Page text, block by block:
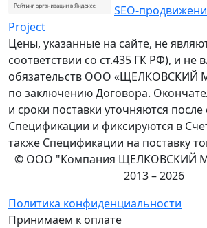
SEO-
Project
Цены, указанные на сайте, не
соответствии со ст.435 ГК РФ), и не
обязательств ООО «ЩЕЛКОВСКИЙ
по заключению Договора.
и сроки поставки уточняются после
Спецификации и фиксируются в
также Спецификации на поставку
© ООО "Компания ЩЕЛКОВСКИЙ
2013 – 2026
Политика конфиденциальности
Принимаем к оплате